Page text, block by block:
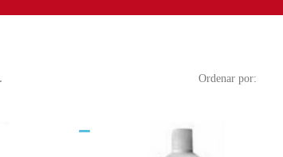
Ordenar por: